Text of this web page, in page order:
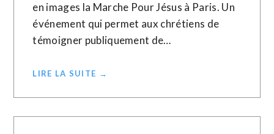
en images la Marche Pour Jésus à Paris. Un
événement qui permet aux chrétiens de
témoigner publiquement de…
LIRE LA SUITE →